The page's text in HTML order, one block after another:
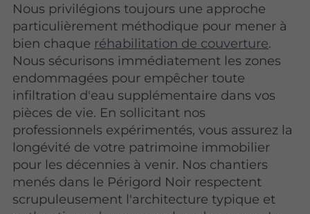
Nous privilégions toujours une approche
particulièrement méthodique pour mener à
bien chaque réhabilitation de couverture.
Nous sécurisons immédiatement les zones
endommagées pour empêcher toute
infiltration d'eau supplémentaire dans vos
pièces de vie. En sollicitant nos
professionnels expérimentés, vous assurez la
longévité de votre patrimoine immobilier
pour les décennies à venir. Nos chantiers
menés dans le Périgord Noir respectent
scrupuleusement l'architecture typique et